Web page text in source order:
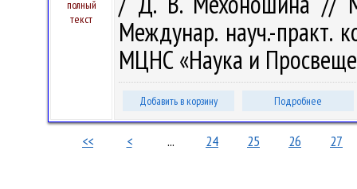
полный
текст
Междунар. науч.-практ.
МЦНС «Наука и
Добавить в корзину Подробнее
<< < ... 24 25 26 27